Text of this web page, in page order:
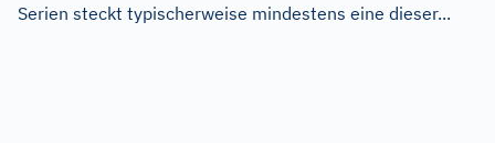
Serien steckt typischerweise mindestens eine dieser...